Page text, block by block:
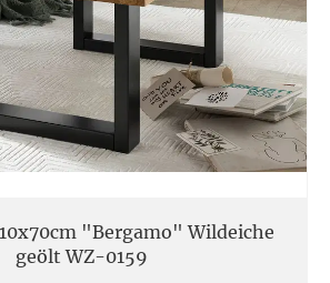
"Bergamo" Wildeiche
geölt WZ-0159